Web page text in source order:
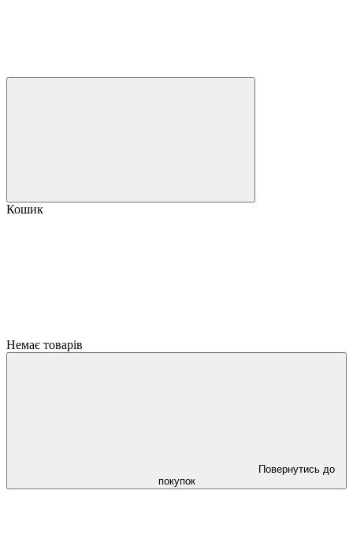
Кошик
Немає товарів
Повернутись до
покупок